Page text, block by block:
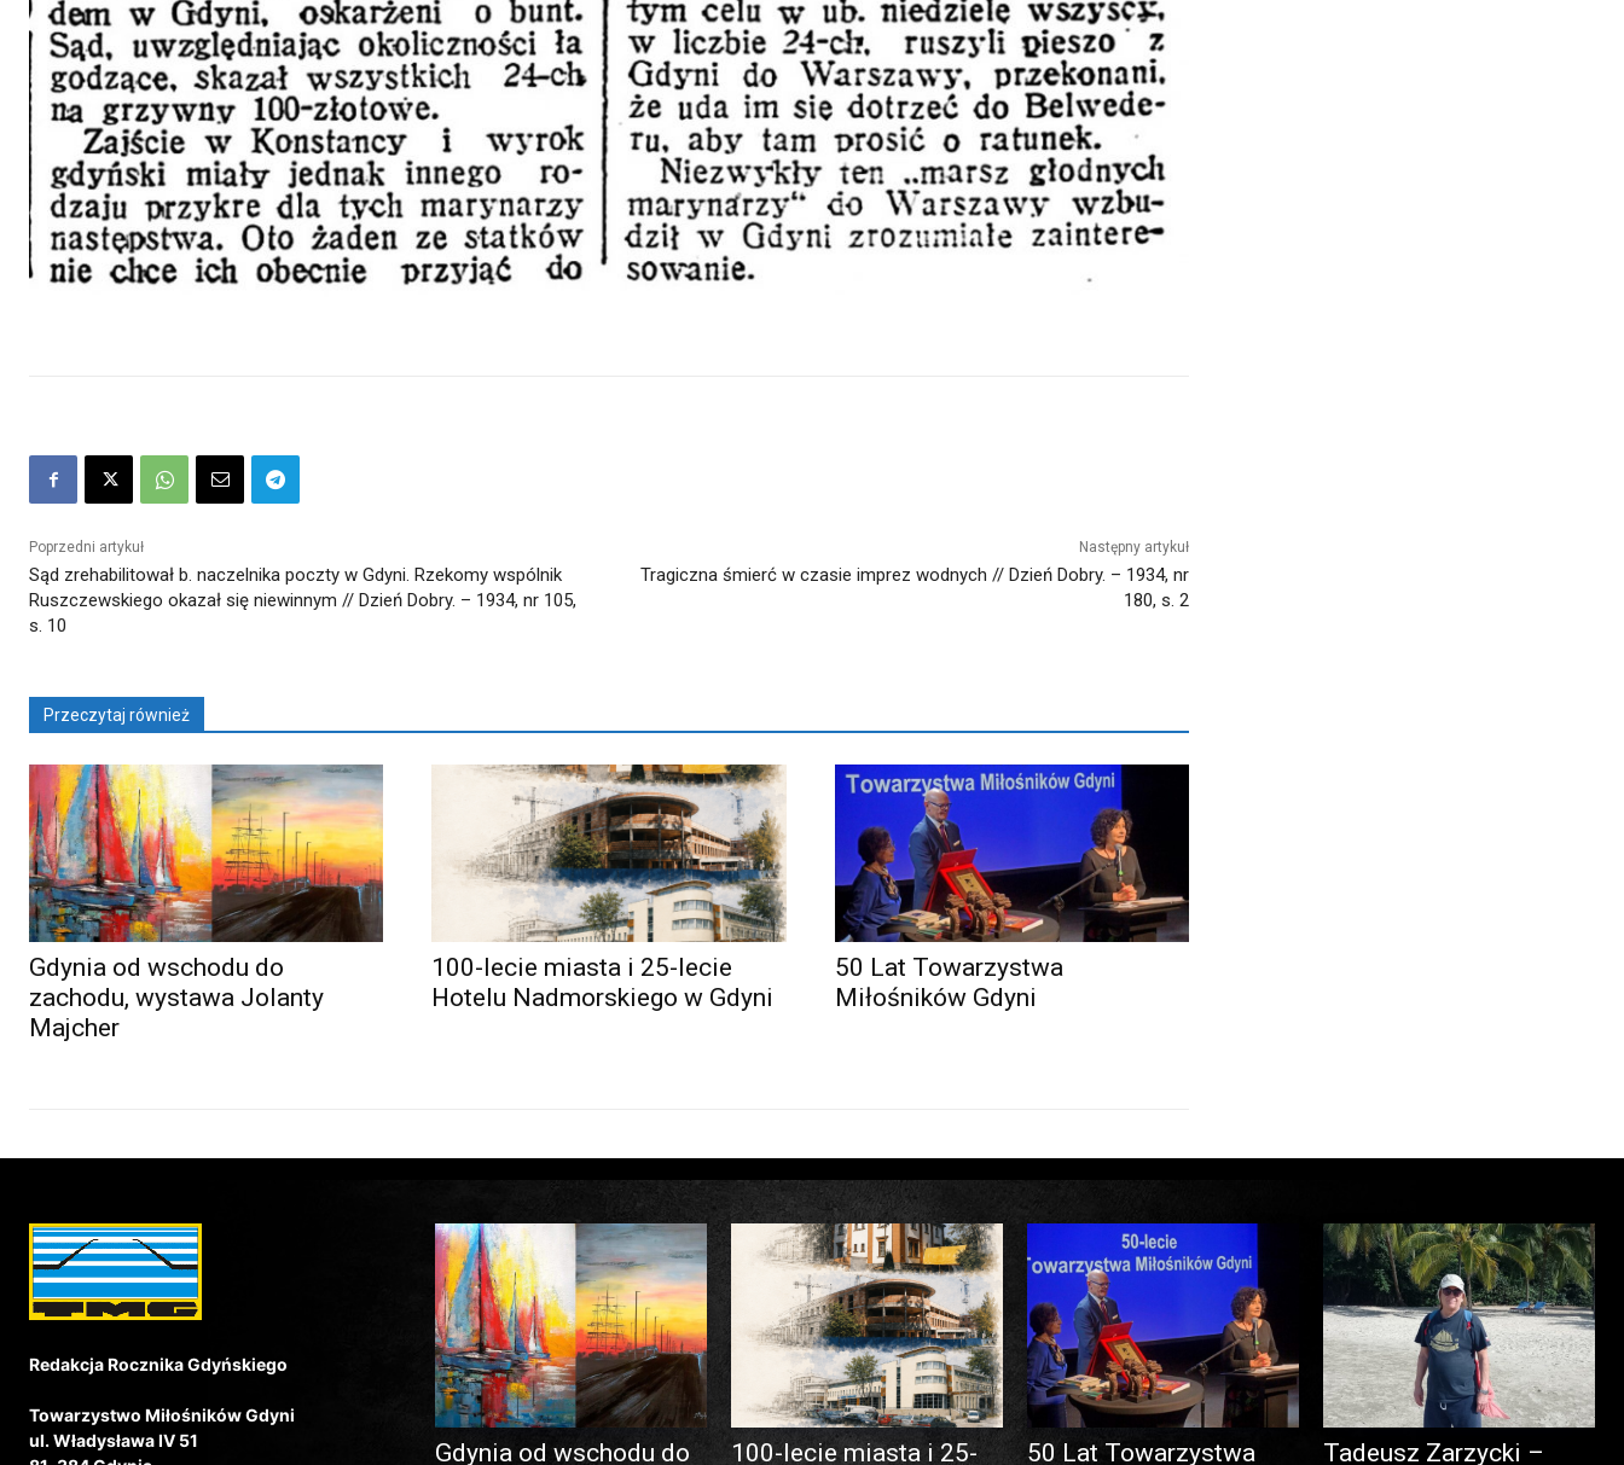
Poprzedni artykuł
Sąd zrehabilitował b. naczelnika poczty w Gdyni. Rzekomy wspólnik
Ruszczewskiego okazał się niewinnym // Dzień Dobry. – 1934, nr 105,
s. 10
Następny artykuł
Tragiczna śmierć w czasie imprez wodnych // Dzień Dobry. – 1934, nr
180, s. 2
Przeczytaj również
Gdynia od wschodu do
zachodu, wystawa Jolanty
Majcher
100-lecie miasta i 25-lecie
Hotelu Nadmorskiego w Gdyni
50 Lat Towarzystwa
Miłośników Gdyni
Redakcja Rocznika Gdyńskiego
Towarzystwo Miłośników Gdyni
ul. Władysława IV 51
Gdynia od wschodu do 100-lecie miasta i 25- 50 Lat Towarzystwa Tadeusz Zarzycki –